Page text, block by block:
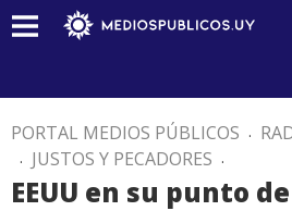
PORTAL MEDIOS PÚBLICOS .
. JUSTOS Y PECADORES .
EEUU en su punto